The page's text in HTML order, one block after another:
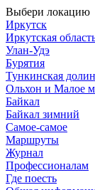
Выбери локацию
Иркутск
Иркутская
Улан-Удэ
Бурятия
Тункинская
Ольхон и Малое
Байкал
Байкал зимний
Самое-самое
Маршруты
Журнал
Профессионалам
Где поесть